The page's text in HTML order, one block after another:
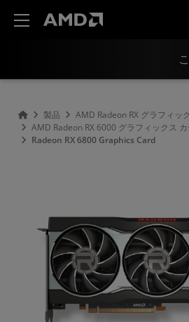
製品
AMD Radeon RX グラフィッ
AMD Radeon RX 6000 グラフィックス カ
Radeon RX 6800 Graphics Card